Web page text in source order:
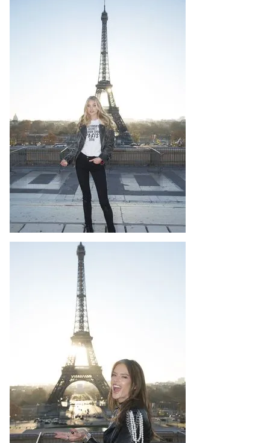
® Cấm sao chép dưới mọi hình thức nếu không có sự chấp
thuận bằng văn bản. Ghi rõ nguồn VTV.vn khi phát hành lại
thông tin từ website này.